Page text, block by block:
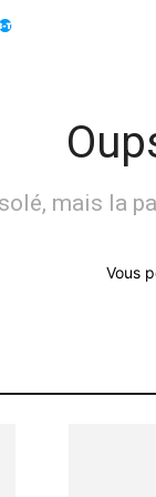
mais la
Vous